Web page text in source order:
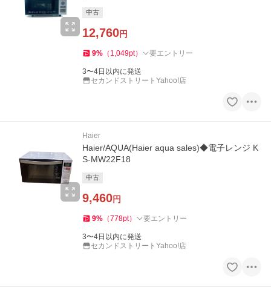
中古
12,760円
9% （ 1,049pt） 要エントリー
3〜4日以内に発送
セカンドストリートYahoo!店
Haier
Haier/AQUA(Haier aqua sales)◆電子レンジ K
S-MW22F18
中古
9,460円
9% （778pt） 要エントリー
3〜4日以内に発送
セカンドストリートYahoo!店